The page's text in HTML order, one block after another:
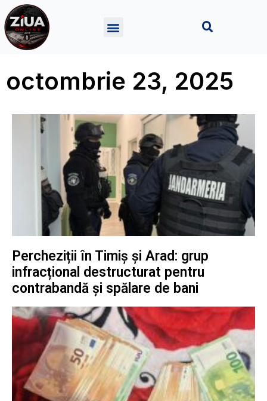
octombrie 23, 2025
Percheziții în Timiș și Arad: grup
infracțional destructurat pentru
contrabandă și spălare de bani